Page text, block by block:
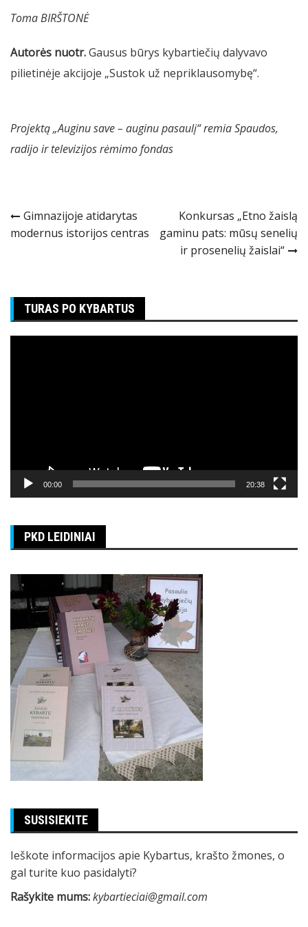
Toma BIRŠTONĖ
Autorės nuotr.Gausus būrys kybartiečių dalyvavo
pilietinėje akcijoje „Sustok už nepriklausomybę“.
Projektą „Auginu save – auginu pasaulį“ remia Spaudos,
radijo ir televizijos rėmimo fondas
Navigacija
tarp
Gimnazijoje atidarytas
modernus istorijos centras
Konkursas „Etno žaislą
gaminu pats: mūsų senelių
ir prosenelių žaislai“
TURAS PO KYBARTUS
00:00 20:38
PKD LEIDINIAI
SUSISIEKITE
Ieškote informacijos apie Kybartus, krašto žmones, o
gal turite kuo pasidalyti?
Rašykite mums:kybartieciai@gmail.com